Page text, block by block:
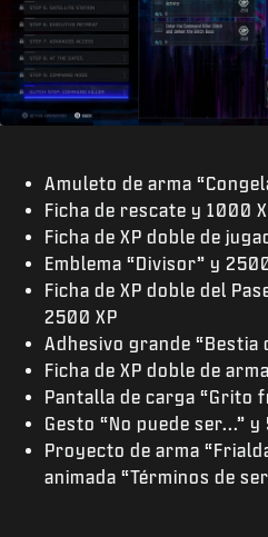
Amuleto de arma
Ficha de rescate y 1000
Ficha de XP doble de
Emblema “Divisor” y
Ficha de XP doble del
2500 XP
Adhesivo grande “Bestia
Ficha de XP doble de
Pantalla de carga “Grito
Gesto “No puede ser...” y
Proyecto de arma
animada “Términos de